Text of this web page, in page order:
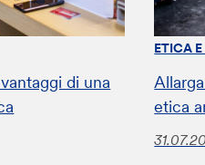
di una
ETICA
etica